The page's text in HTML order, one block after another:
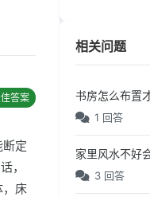
答案
定
，
，床
相关问题
书房怎么布置
1 回答
家里风水不好
3 回答